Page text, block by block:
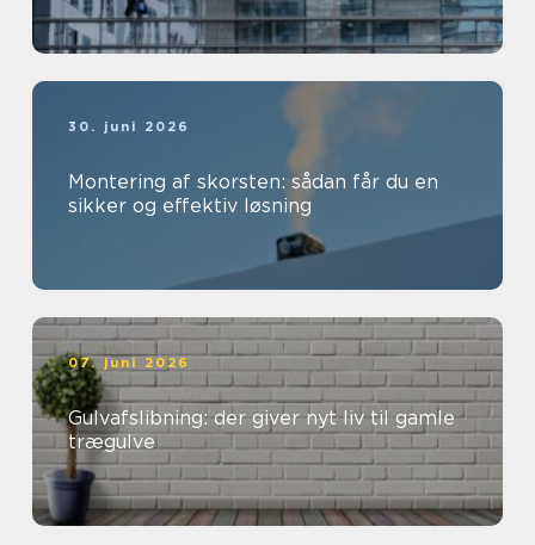
30. juni 2026
Montering af skorsten: sådan får du en
sikker og effektiv løsning
07. juni 2026
Gulvafslibning: der giver nyt liv til gamle
trægulve